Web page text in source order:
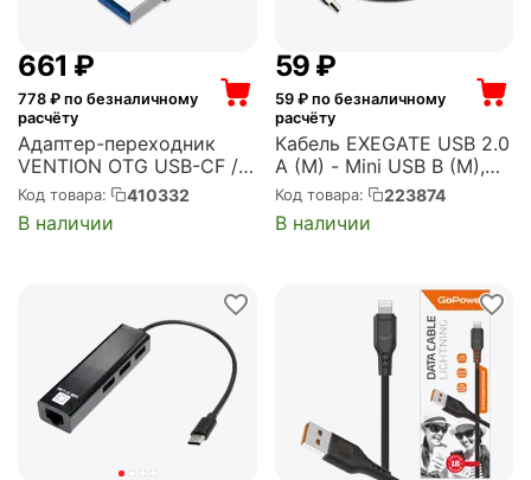
‍661‍ ₽
778 ₽ по безналичному
расчёту
Адаптер-переходник
VENTION OTG USB-CF /
USB 3.0 AM (CDPH0)
Код товара: 410332
В наличии
‍59‍ ₽
59₽ по безналичному
расчёту
Кабель EXEGATE USB 2.0
A (M) - Mini USB B (M),
1.8м (EX138938RUS)
Код товара: 223874
В наличии